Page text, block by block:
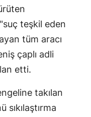
teşkil eden
tüm aracı
çaplı adli
etti.
takılan